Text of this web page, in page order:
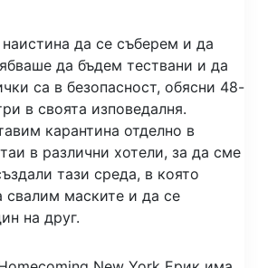
да се съберем и да
да бъдем тествани и да
са в безопасност, обясни 48-
в своята изповедалня.
карантина отделно в
в различни хотели, за да сме
тази среда, в която
маските и да се
на друг.